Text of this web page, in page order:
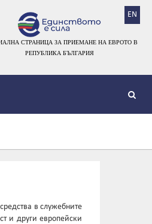
EN
СТРАНИЦА ЗА ПРИЕМАНЕ НА ЕВРОТО В
РЕПУБЛИКА БЪЛГАРИЯ
в служебните
и други европейски